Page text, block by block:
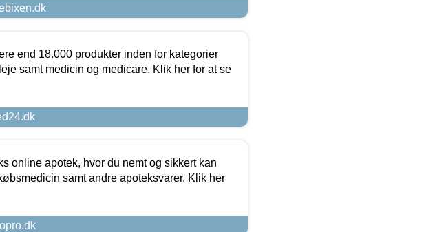
end 18.000 produkter inden for kategorier
samt medicin og medicare. Klik her for at se
online apotek, hvor du nemt og sikkert kan
samt andre apoteksvarer. Klik her